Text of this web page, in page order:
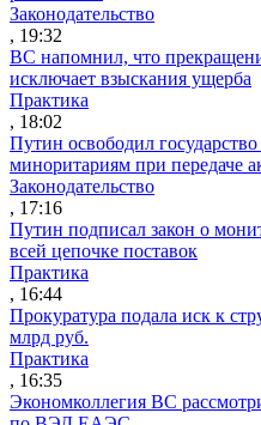
Законодательство
, 19:32
ВС напомнил, что
исключает взыскания ущерба
Практика
, 18:02
Путин освободил
миноритариям при передаче
Законодательство
, 17:16
Путин подписал закон о
всей цепочке поставок
Практика
, 16:44
Прокуратура подала иск к
млрд руб.
Практика
, 16:35
Экономколлегия ВС